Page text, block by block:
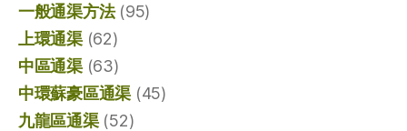
一般通渠方法(95)
上環通渠(62)
中區通渠(63)
中環蘇豪區通渠 (45)
九龍區通渠(52)